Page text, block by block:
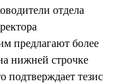
отдела
предлагают более
нижней строчке
подтверждает тезис